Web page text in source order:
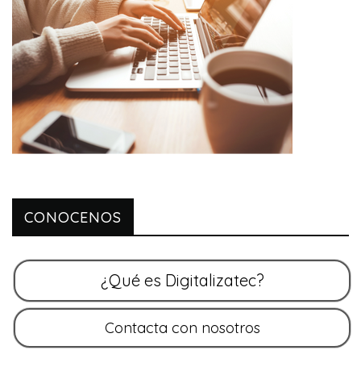
CONOCENOS